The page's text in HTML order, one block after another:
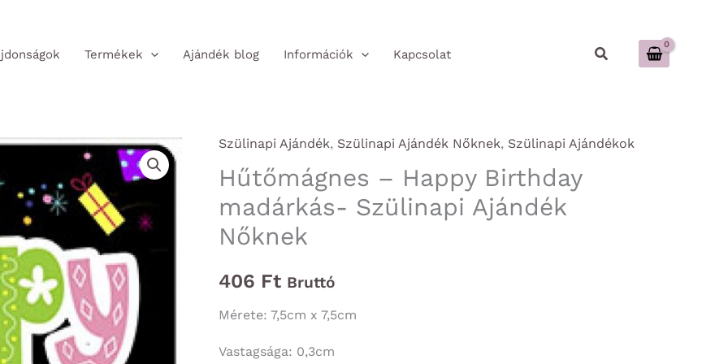
Termékek Ajándék blog Információk Kapcsolat Keresés
Szülinapi Ajándék, Szülinapi Ajándék Nőknek, Szülinapi Ajándékok
Hűtőmágnes – Happy Birthday
madárkás- Szülinapi Ajándék
Nőknek
406 Ft Bruttó
Mérete: 7,5cm x 7,5cm
Vastagsága: 0,3cm